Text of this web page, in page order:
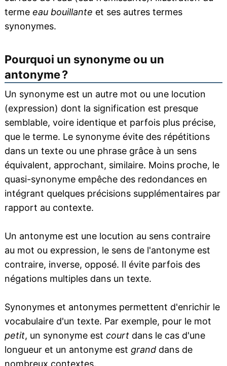
terme eau bouillante et ses autres termes
synonymes.
Pourquoi un synonyme ou un
antonyme ?
Un synonyme est un autre mot ou une locution
(expression) dont la signification est presque
semblable, voire identique et parfois plus précise,
que le terme. Le synonyme évite des répétitions
dans un texte ou une phrase grâce à un sens
équivalent, approchant, similaire. Moins proche, le
quasi-synonyme empêche des redondances en
intégrant quelques précisions supplémentaires par
rapport au contexte.
Un antonyme est une locution au sens contraire
au mot ou expression, le sens de l'antonyme est
contraire, inverse, opposé. Il évite parfois des
négations multiples dans un texte.
Synonymes et antonymes permettent d'enrichir le
vocabulaire d'un texte. Par exemple, pour le mot
petit, un synonyme est courtdans le cas d'une
longueur et un antonyme est granddans de
nombreux contextes.